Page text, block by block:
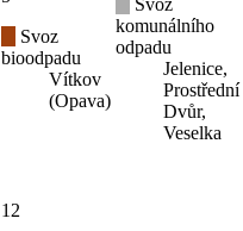
Svoz
bioodpadu
Vítkov
(Opava)
komunálního
odpadu
Jelenice,
Prostřední
Dvůr,
Veselka
12